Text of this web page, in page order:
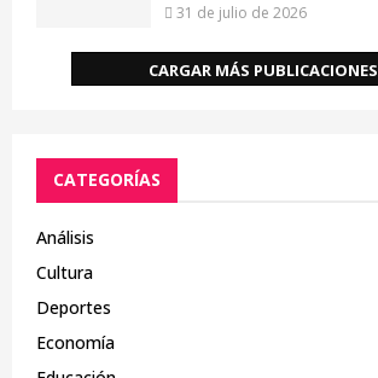
31 de julio de 2026
CARGAR MÁS PUBLICACIONES
CATEGORÍAS
Análisis
Cultura
Deportes
Economía